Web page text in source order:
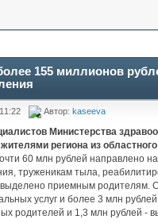
155 миллионов
Автор: kaseeva
Министерства
жителями региона из
60 млн рублей направлено
труженикам тыла,
приемным родителям.
услуг и более 3 млн
родителей и 1,3 млн рублей -